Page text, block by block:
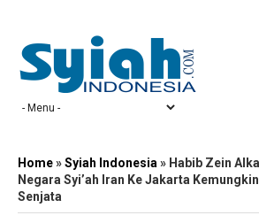
Home»Syiah Indonesia » Habib Zein
Negara Syi’ah Iran Ke Jakarta
Senjata